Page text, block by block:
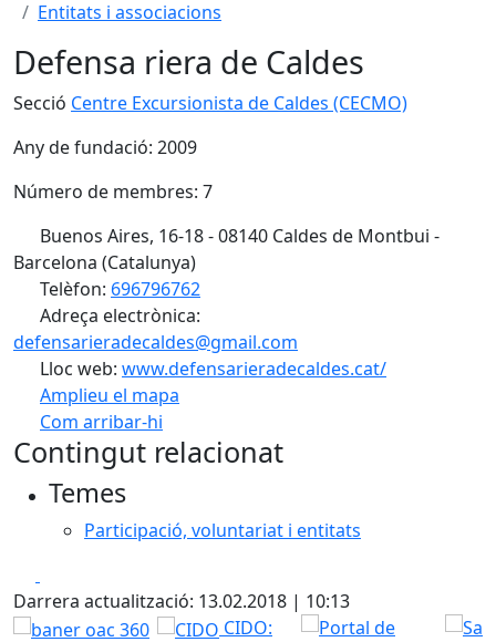
Entitats i associacions
Defensa riera de Caldes
Secció Centre Excursionista de Caldes (CECMO)
Any de fundació: 2009
Número de membres: 7
Buenos Aires, 16-18 - 08140 Caldes de Montbui -
Barcelona (Catalunya)
Telèfon: 696796762
Adreça electrònica:
defensarieradecaldes@gmail.com
Lloc web: www.defensarieradecaldes.cat/
Amplieu el mapa
Com arribar-hi
+
Contingut relacionat
Temes
Participació, voluntariat i entitats
Darrera actualització: 13.02.2018 | 10:13
CIDO: